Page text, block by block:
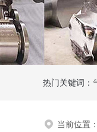
热门关键词：
当前位置：